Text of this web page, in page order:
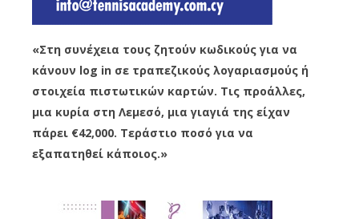
«Στη συνέχεια τους ζητούν κωδικούς για να
κάνουν log in σε τραπεζικούς λογαριασμούς ή
στοιχεία πιστωτικών καρτών. Τις προάλλες,
μια κυρία στη Λεμεσό, μια γιαγιά της είχαν
πάρει €42,000. Τεράστιο ποσό για να
εξαπατηθεί κάποιος.»